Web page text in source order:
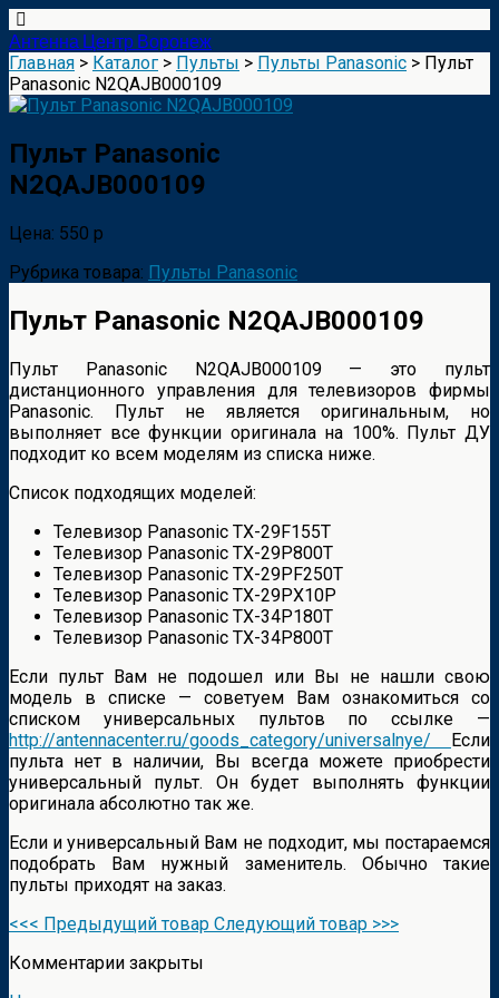
Антенна Центр Воронеж
Главная > Каталог > Пульты > Пульты Panasonic > Пульт
Panasonic N2QAJB000109
Пульт Panasonic
N2QAJB000109
Цена: 550 р
Рубрика товара: Пульты Panasonic
Пульт Panasonic N2QAJB000109
Пульт Panasonic N2QAJB000109 — это пульт
дистанционного управления для телевизоров фирмы
Panasonic. Пульт не является оригинальным, но
выполняет все функции оригинала на 100%. Пульт ДУ
подходит ко всем моделям из списка ниже.
Список подходящих моделей:
Телевизор Panasonic TX-29F155T
Телевизор Panasonic TX-29P800T
Телевизор Panasonic TX-29PF250T
Телевизор Panasonic TX-29PX10P
Телевизор Panasonic TX-34P180T
Телевизор Panasonic TX-34P800T
Если пульт Вам не подошел или Вы не нашли свою
модель в списке — советуем Вам ознакомиться со
списком универсальных пультов по ссылке —
http://antennacenter.ru/goods_category/universalnye/ Если
пульта нет в наличии, Вы всегда можете приобрести
универсальный пульт. Он будет выполнять функции
оригинала абсолютно так же.
Если и универсальный Вам не подходит, мы постараемся
подобрать Вам нужный заменитель. Обычно такие
пульты приходят на заказ.
<<< Предыдущий товар Следующий товар >>>
Комментарии закрыты